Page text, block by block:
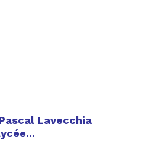
Lavecchia